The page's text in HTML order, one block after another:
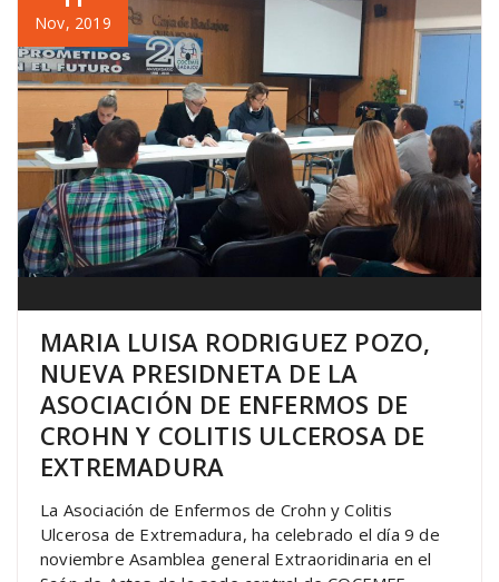
Nov, 2019
MARIA LUISA RODRIGUEZ POZO,
NUEVA PRESIDNETA DE LA
ASOCIACIÓN DE ENFERMOS DE
CROHN Y COLITIS ULCEROSA DE
EXTREMADURA
La Asociación de Enfermos de Crohn y Colitis
Ulcerosa de Extremadura, ha celebrado el día 9 de
noviembre Asamblea general Extraoridinaria en el